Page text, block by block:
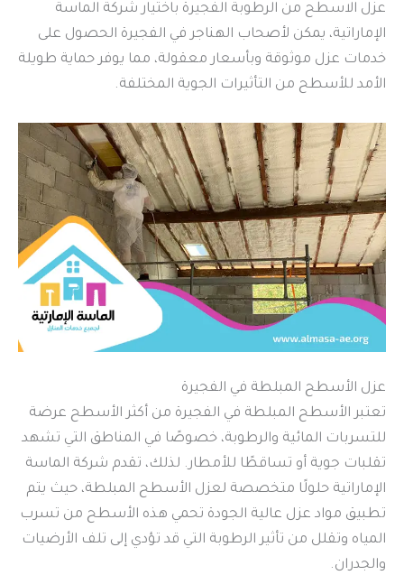
عزل الاسطح من الرطوبة الفجيرة باختيار شركة الماسة
الإماراتية، يمكن لأصحاب الهناجر في الفجيرة الحصول على
خدمات عزل موثوقة وبأسعار معقولة، مما يوفر حماية طويلة
الأمد للأسطح من التأثيرات الجوية المختلفة.
عزل الأسطح المبلطة في الفجيرة
تعتبر الأسطح المبلطة في الفجيرة من أكثر الأسطح عرضة
للتسربات المائية والرطوبة، خصوصًا في المناطق التي تشهد
تقلبات جوية أو تساقطًا للأمطار. لذلك، تقدم شركة الماسة
الإماراتية حلولًا متخصصة لعزل الأسطح المبلطة، حيث يتم
تطبيق مواد عزل عالية الجودة تحمي هذه الأسطح من تسرب
المياه وتقلل من تأثير الرطوبة التي قد تؤدي إلى تلف الأرضيات
والجدران.